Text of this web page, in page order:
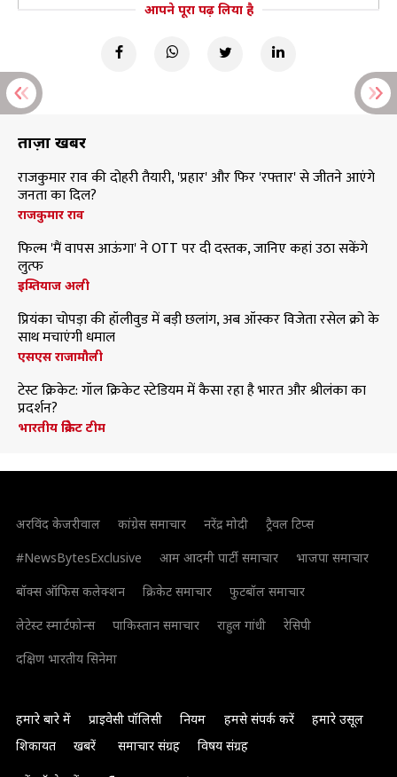
आपने पूरा पढ़ लिया है
ताज़ा खबरें
राजकुमार राव की दोहरी तैयारी, 'प्रहार' और फिर 'रफ्तार' से जीतने आएंगे
जनता का दिल?
राजकुमार राव
फिल्म 'मैं वापस आऊंगा' ने OTT पर दी दस्तक, जानिए कहां उठा सकेंगे
लुत्फ
इम्तियाज अली
प्रियंका चोपड़ा की हॉलीवुड में बड़ी छलांग, अब ऑस्कर विजेता रसेल क्रो के
साथ मचाएंगी धमाल
एसएस राजामौली
टेस्ट क्रिकेट: गॉल क्रिकेट स्टेडियम में कैसा रहा है भारत और श्रीलंका का
प्रदर्शन?
भारतीय क्रिकेट टीम
अरविंद केजरीवाल कांग्रेस समाचार नरेंद्र मोदी
ट्रैवल टिप्स
#NewsBytesExclusive
आम आदमी पार्टी समाचार
भाजपा समाचार
बॉक्स ऑफिस कलेक्शन
क्रिकेट समाचार
फुटबॉल समाचार
लेटेस्ट स्मार्टफोन्स
पाकिस्तान समाचार राहुल गांधी
रेसिपी
दक्षिण भारतीय सिनेमा
हमारे बारे में प्राइवेसी पॉलिसी नियम हमसे संपर्क करें
हमारे उसूल
शिकायत
खबरें समाचार संग्रह विषय संग्रह